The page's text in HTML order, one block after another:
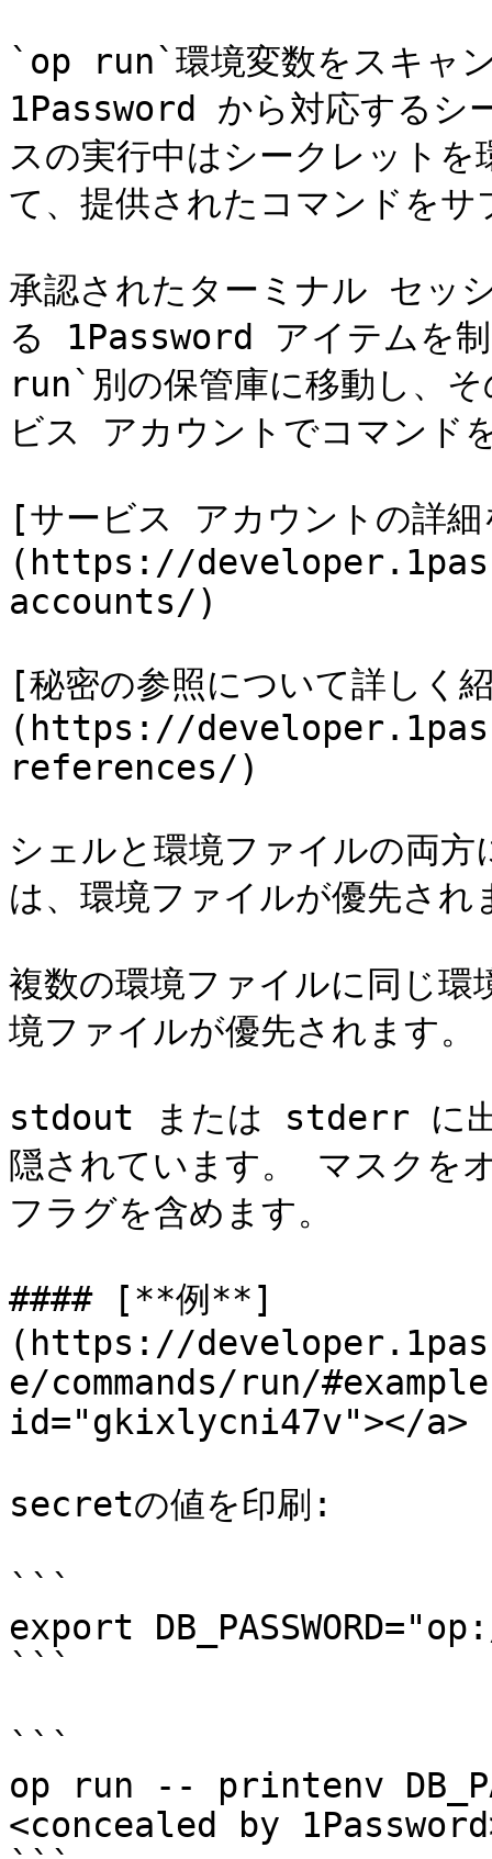
`op run`環境変数をスキャ
1Password から対応するシ
スの実行中はシークレット
て、提供されたコマンドを
承認されたターミナル セッ
る 1Password アイテムを
run`別の保管庫に移動し、
ビス アカウントでコマンド
[サービス アカウントの詳
(https://
accounts/)
[秘密の参照について詳しく
(https://
references/)
シェルと環境ファイルの両
は、環境ファイルが優先され
複数の環境ファイルに同じ環
境ファイルが優先されます。
stdout または stderr に出
隠されています。 マスク
フラグを含めます。
#### [**例**]
(https://
e/commands/run/
id="gkixlycni47v"></a>
secretの値を印刷:
```
export
```
```
op run -- printenv
<concealed by